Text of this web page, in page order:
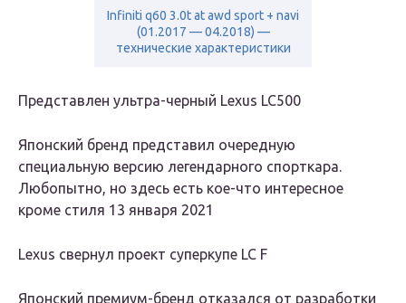
Infiniti q60 3.0t at awd sport + navi
(01.2017 — 04.2018) —
технические характеристики
Представлен ультра-черный Lexus LC500
Японский бренд представил очередную
специальную версию легендарного спорткара.
Любопытно, но здесь есть кое-что интересное
кроме стиля 13 января 2021
Lexus свернул проект суперкупе LC F
Японский премиум-бренд отказался от разработки